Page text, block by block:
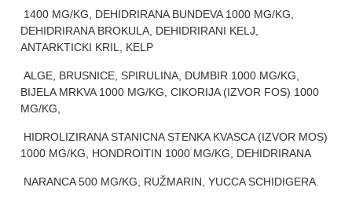
1400 MG/KG, DEHIDRIRANA BUNDEVA 1000 MG/KG,
DEHIDRIRANA BROKULA, DEHIDRIRANI KELJ,
ANTARKTICKI KRIL, KELP
ALGE, BRUSNICE, SPIRULINA, DUMBIR 1000 MG/KG,
BIJELA MRKVA 1000 MG/KG, CIKORIJA (IZVOR FOS) 1000
MG/KG,
HIDROLIZIRANA STANICNA STENKA KVASCA (IZVOR MOS)
1000 MG/KG, HONDROITIN 1000 MG/KG, DEHIDRIRANA
NARANCA 500 MG/KG, RUŽMARIN, YUCCA SCHIDIGERA.